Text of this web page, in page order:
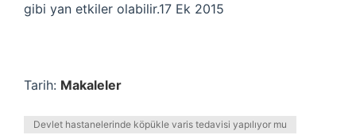
gibi yan etkiler olabilir.17 Ek 2015
Tarih: Makaleler
Devlet hastanelerinde köpükle varis tedavisi yapılıyor mu